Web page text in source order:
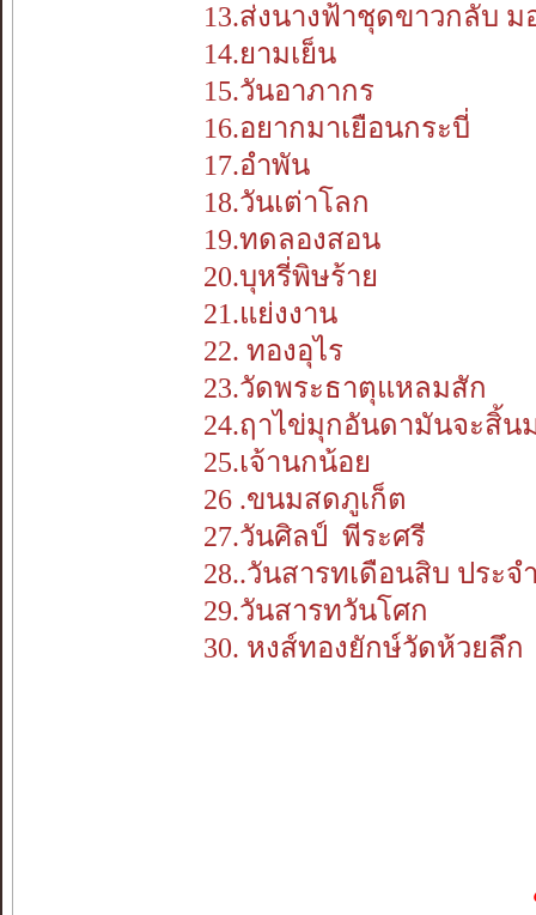
13.ส่งนางฟ้าชุดขาวกลับ ม
14.ยามเย็น
15.วันอาภากร
16.อยากมาเยือนกระบี่
17.อำพัน
18.วันเต่าโลก
19.ทดลองสอน
20.บุหรี่พิษร้าย
21.แย่งงาน
22. ทองอุไร
23.วัดพระธาตุแหลมสัก
24.ฤาไข่มุกอันดามันจะสิ้น
25.เจ้านกน้อย
26 .ขนมสดภูเก็ต
27.วันศิลป์ พีระศรี
28..วันสารทเดือนสิบ ประ
29.วันสารทวันโศก
30. หงส์ทองยักษ์วัดห้วยลึก